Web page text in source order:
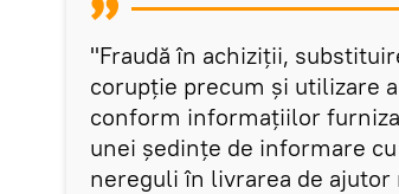
"Fraudă în achiziții,
corupție precum și utilizare
conform informațiilor
unei ședințe de informare
nereguli în livrarea de